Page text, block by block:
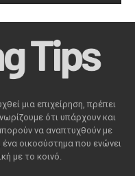
μια επιχείρηση, πρέπει
ότι υπάρχουν και
να αναπτυχθούν με
ένα οικοσύστημα που ενώνει
με το κοινό.